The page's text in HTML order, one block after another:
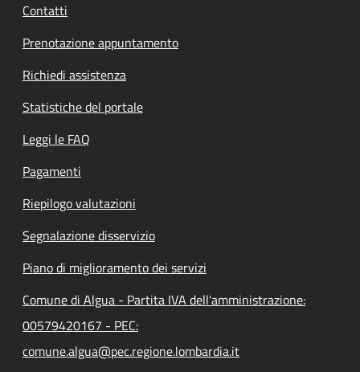
Contatti
Prenotazione appuntamento
Richiedi assistenza
Statistiche del portale
Leggi le FAQ
Pagamenti
Riepilogo valutazioni
Segnalazione disservizio
Piano di miglioramento dei servizi
Comune di Algua - Partita IVA dell'amministrazione:
00579420167 - PEC:
comune.algua@pec.regione.lombardia.it